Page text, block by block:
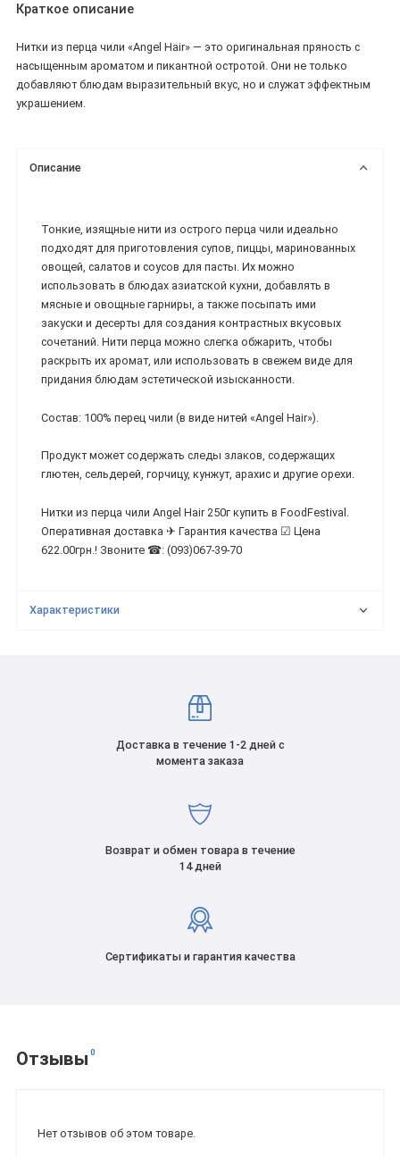
Краткое описание
Нитки из перца чили «Angel Hair» — это оригинальная пряность с
насыщенным ароматом и пикантной остротой. Они не только
добавляют блюдам выразительный вкус, но и служат эффектным
украшением.
Описание
Тонкие, изящные нити из острого перца чили идеально
подходят для приготовления супов, пиццы, маринованных
овощей, салатов и соусов для пасты. Их можно
использовать в блюдах азиатской кухни, добавлять в
мясные и овощные гарниры, а также посыпать ими
закуски и десерты для создания контрастных вкусовых
сочетаний. Нити перца можно слегка обжарить, чтобы
раскрыть их аромат, или использовать в свежем виде для
придания блюдам эстетической изысканности.
Состав: 100% перец чили (в виде нитей «Angel Hair»).
Продукт может содержать следы злаков, содержащих
глютен, сельдерей, горчицу, кунжут, арахис и другие орехи.
Нитки из перца чили Angel Hair 250г купить в FoodFestival.
Оперативная доставка ✈ Гарантия качества ☑ Цена
622.00грн.! Звоните ☎: (093)067-39-70
Характеристики
Доставка в течение 1-2 дней с
момента заказа
Возврат и обмен товара в течение
14 дней
Сертификаты и гарантия качества
Отзывы 0
Нет отзывов об этом товаре.